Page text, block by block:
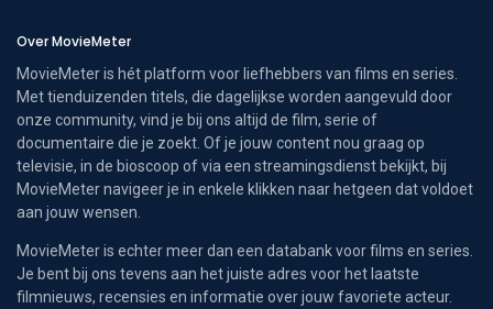
Over MovieMeter
MovieMeter is hét platform voor liefhebbers van films en series.
Met tienduizenden titels, die dagelijkse worden aangevuld door
onze community, vind je bij ons altijd de film, serie of
documentaire die je zoekt. Of je jouw content nou graag op
televisie, in de bioscoop of via een streamingsdienst bekijkt, bij
MovieMeter navigeer je in enkele klikken naar hetgeen dat voldoet
aan jouw wensen.
MovieMeter is echter meer dan een databank voor films en series.
Je bent bij ons tevens aan het juiste adres voor het laatste
filmnieuws, recensies en informatie over jouw favoriete acteur.